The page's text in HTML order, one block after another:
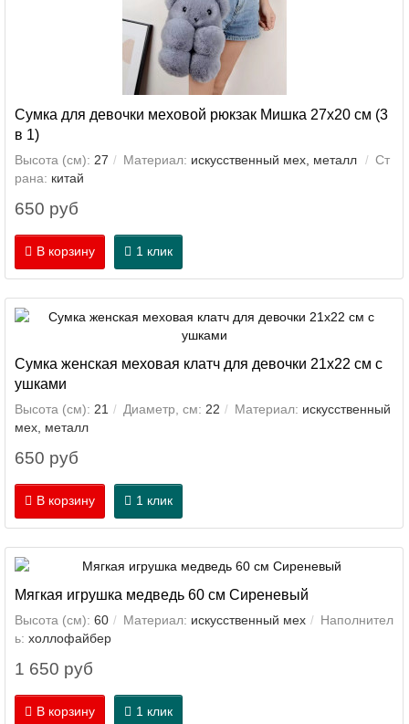
Сумка для девочки меховой рюкзак Мишка 27х20 см (3
в 1)
Высота (см): 27 Материал: искусственный мех, металл
Ст
рана: китай
650 руб
В корзину 1 клик
Сумка женская меховая клатч для девочки 21х22 см с
ушками
Высота (см): 21 Диаметр, см: 22 Материал: искусственный
мех, металл
650 руб
В корзину 1 клик
Мягкая игрушка медведь 60 см Сиреневый
Высота (см): 60 Материал: искусственный мех
Наполнител
ь: холлофайбер
1 650 руб
В корзину 1 клик